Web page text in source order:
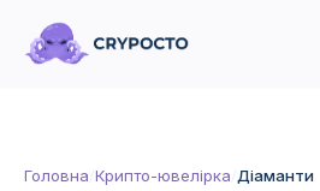
Головна Крипто-ювелірка Діаманти